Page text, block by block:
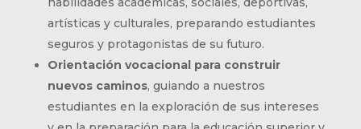
artísticas y culturales, preparando estudiantes
seguros y protagonistas de su futuro.
Orientación vocacional para construir
nuevos caminos, guiando a nuestros
estudiantes en la exploración de sus intereses